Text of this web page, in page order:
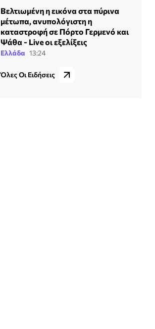
Βελτιωμένη η εικόνα στα πύρινα
μέτωπα, ανυπολόγιστη η
καταστροφή σε Πόρτο Γερμενό και
Ψάθα - Live οι εξελίξεις
Ελλάδα 13:24
Όλες Οι Ειδήσεις